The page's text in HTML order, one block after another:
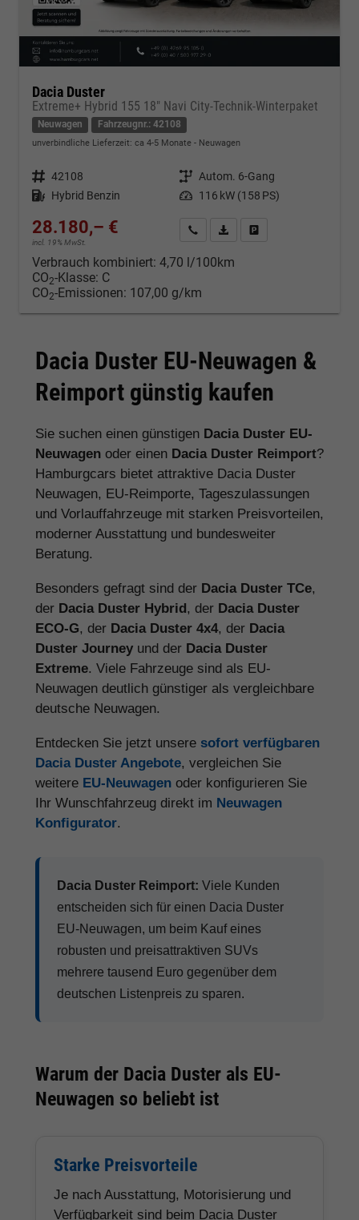
Dacia Duster
Extreme+ Hybrid 155 18" Navi City-Technik-Winterpaket
Neuwagen Fahrzeugnr.: 42108
unverbindliche Lieferzeit: ca 4-5 Monate Neuwagen
Fahrzeugnr. 42108 Getriebe Autom. 6-Gang
Kraftstoff Hybrid Benzin Leistung 116 kW (158 PS)
28.180,– €
incl. 19% MwSt.
Kontakt & Angebot anfordern
PDF-Datei, Fahrzeugexposé
Verbrauch kombiniert: 4,70 l/100km
CO2-Klasse: C
CO2-Emissionen: 107,00 g/km
Dacia Duster EU-Neuwagen &
Reimport günstig kaufen
Sie suchen einen günstigen Dacia Duster EU-
Neuwagen oder einen Dacia Duster Reimport?
Hamburgcars bietet attraktive Dacia Duster
Neuwagen, EU-Reimporte, Tageszulassungen
und Vorlauffahrzeuge mit starken Preisvorteilen,
moderner Ausstattung und bundesweiter
Beratung.
Besonders gefragt sind der Dacia Duster TCe,
der Dacia Duster Hybrid, der Dacia Duster
ECO-G, der Dacia Duster 4x4, der Dacia
Duster Journey und der Dacia Duster
Extreme. Viele Fahrzeuge sind als EU-
Neuwagen deutlich günstiger als vergleichbare
deutsche Neuwagen.
Entdecken Sie jetzt unsere sofort verfügbaren
Dacia Duster Angebote, vergleichen Sie
weitere EU-Neuwagen oder konfigurieren Sie
Ihr Wunschfahrzeug direkt im Neuwagen
Konfigurator.
Dacia Duster Reimport: Viele Kunden
entscheiden sich für einen Dacia Duster
EU-Neuwagen, um beim Kauf eines
robusten und preisattraktiven SUVs
mehrere tausend Euro gegenüber dem
deutschen Listenpreis zu sparen.
Warum der Dacia Duster als EU-
Neuwagen so beliebt ist
Starke Preisvorteile
Je nach Ausstattung, Motorisierung und
Verfügbarkeit sind beim Dacia Duster